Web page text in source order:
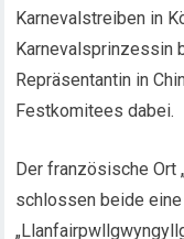
Karnevalstreiben in
Karnevalsprinzessin
Repräsentantin in
Festkomitees dabei.
Der französische Ort
schlossen beide